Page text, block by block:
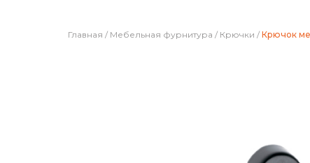
Главная / Мебельная фурнитура / Крючки / Крючок